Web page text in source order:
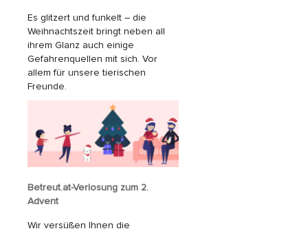
Es glitzert und funkelt – die
Weihnachtszeit bringt neben all
ihrem Glanz auch einige
Gefahrenquellen mit sich. Vor
allem für unsere tierischen
Freunde.
Betreut.at-Verlosung zum 2.
Advent
Wir versüßen Ihnen die